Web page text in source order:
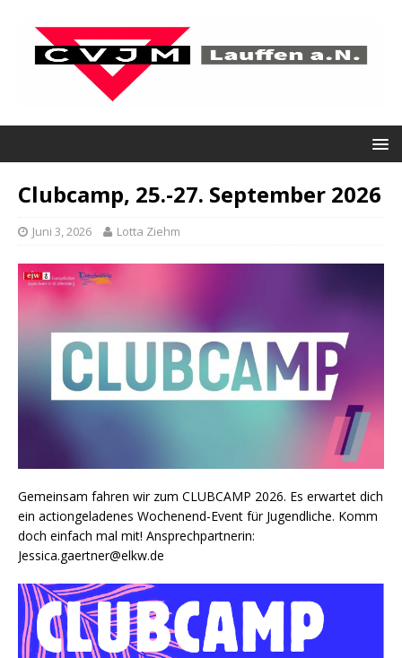
Clubcamp, 25.-27. September 2026
Juni 3, 2026 Lotta Ziehm
Gemeinsam fahren wir zum CLUBCAMP 2026. Es erwartet dich
ein actiongeladenes Wochenend-Event für Jugendliche. Komm
doch einfach mal mit! Ansprechpartnerin:
Jessica.gaertner@elkw.de